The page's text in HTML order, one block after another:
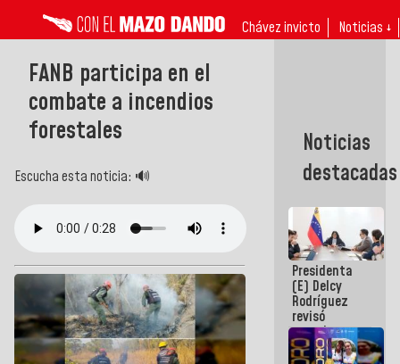
Chávez invicto Noticias ↓
FANB participa en el
combate a incendios
forestales
Escucha esta noticia: 🔊
Noticias
destacadas
Presidenta
(E) Delcy
Rodríguez
revisó
agenda
económica y